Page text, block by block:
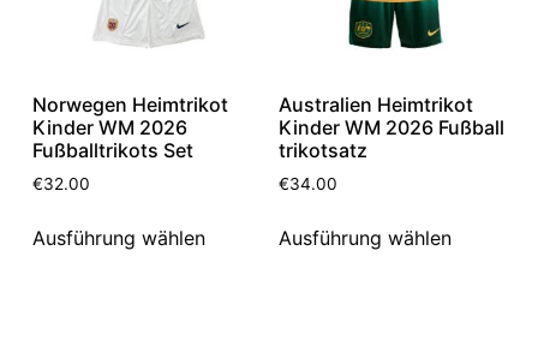
Norwegen Heimtrikot
Kinder WM 2026
Fußballtrikots Set
€32.00
Ausführung wählen
Australien Heimtrikot
Kinder WM 2026 Fußball
trikotsatz
€34.00
Ausführung wählen